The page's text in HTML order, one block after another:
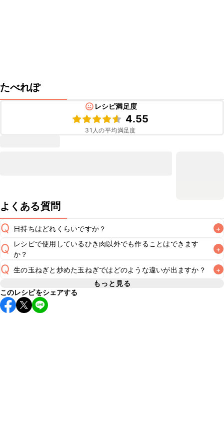
たべれぽ
レシピ満足度
4.55
31 人の平均満足度
よくある質問
Q 日持ちはどれくらいですか？ +
A
保存期間は冷蔵で当日中が目安です。なるべくお早めにお召
こちらの注意事項をご確認の上、正し
Q
レシピで使用しているひき肉以外でも作ることはできます
か？
+
A
Q 生の玉ねぎと炒めた玉ねぎではどのような違いが出ますか？ +
A
玉ねぎは炒めることで甘みが出るため、香ばしさと甘みのあ
るハンバーグに仕上がります。玉ねぎを炒めずに使用した場
合は、玉ねぎの水分を含むためジューシーなハンバーグに仕
もっと見る
このレシピをシェアする